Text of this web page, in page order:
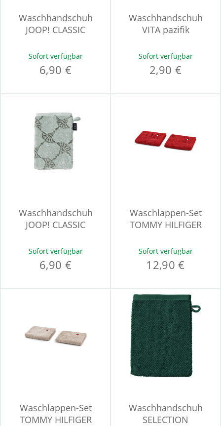
Waschhandschuh
JOOP! CLASSIC
Sofort verfügbar
6,90 €
Waschhandschuh
VITA pazifik
Sofort verfügbar
2,90 €
Waschhandschuh
JOOP! CLASSIC
Sofort verfügbar
6,90 €
Waschlappen-Set
TOMMY HILFIGER
Sofort verfügbar
12,90 €
Waschlappen-Set
TOMMY HILFIGER
Waschhandschuh
SELECTION